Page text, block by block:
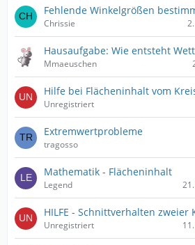
Fehlende Winkelgrößen
Chrissie
Hausaufgabe: Wie entsteht
Mmaeuschen
Hilfe bei Flächeninhalt vom
Unregistriert
Extremwertprobleme
tragosso
Mathematik - Flächeninhalt
Legend
HILFE - Schnittverhalten zweier
Unregistriert